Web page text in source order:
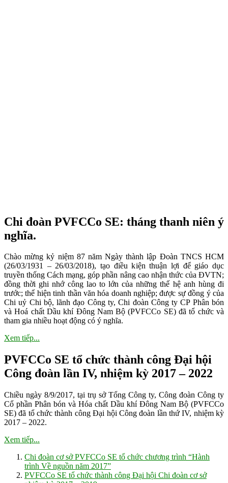
Chi đoàn PVFCCo SE: tháng thanh niên ý
nghĩa.
Chào mừng kỷ niệm 87 năm Ngày thành lập Đoàn TNCS HCM
(26/03/1931 – 26/03/2018), tạo điều kiện thuận lợi để giáo dục
truyền thống Cách mạng, góp phần nâng cao nhận thức của ĐVTN;
đồng thời ghi nhớ công lao to lớn của những thế hệ anh hùng đi
trước; thể hiện tinh thần văn hóa doanh nghiệp; được sự đồng ý của
Chi uỷ Chi bộ, lãnh đạo Công ty, Chi đoàn Công ty CP Phân bón
và Hoá chất Dầu khí Đông Nam Bộ (PVFCCo SE) đã tổ chức và
tham gia nhiều hoạt động có ý nghĩa.
Xem tiếp...
PVFCCo SE tổ chức thành công Đại hội
Công đoàn lần IV, nhiệm kỳ 2017 – 2022
Chiều ngày 8/9/2017, tại trụ sở Tổng Công ty, Công đoàn Công ty
Cổ phần Phân bón và Hóa chất Dầu khí Đông Nam Bộ (PVFCCo
SE) đã tổ chức thành công Đại hội Công đoàn lần thứ IV, nhiệm kỳ
2017 – 2022.
Xem tiếp...
Chi đoàn cơ sở PVFCCo SE tổ chức chương trình “Hành
trình Về nguồn năm 2017”
PVFCCo SE tổ chức thành công Đại hội Chi đoàn cơ sở